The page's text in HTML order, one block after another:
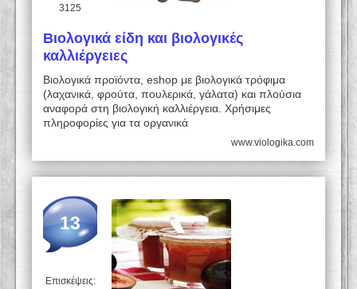
3125
Βιολογικά είδη και βιολογικές
καλλιέργειες
Βιολογικά προϊόντα, eshop με βιολογικά τρόφιμα
(λαχανικά, φρούτα, πουλερικά, γάλατα) και πλούσια
αναφορά στη βιολογική καλλιέργεια. Χρήσιμες
πληροφορίες για τα οργανικά
www.viologika.com
13
Επισκέψεις: